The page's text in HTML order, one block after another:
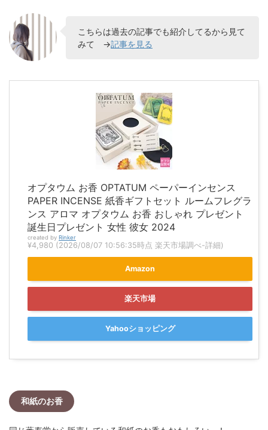
こちらは過去の記事でも紹介してるから見て
みて →記事を見る
オプタウム お香 OPTATUM ペーパーインセンス
PAPER INCENSE 紙香ギフトセット ルームフレグラ
ンス アロマ オプタウム お香 おしゃれ プレゼント
誕生日プレゼント 女性 彼女 2024
created by Rinker
¥4,980 (2026/08/07 10:56:35時点 楽天市場調べ-詳細)
Amazon
楽天市場
Yahooショッピング
和紙のお香